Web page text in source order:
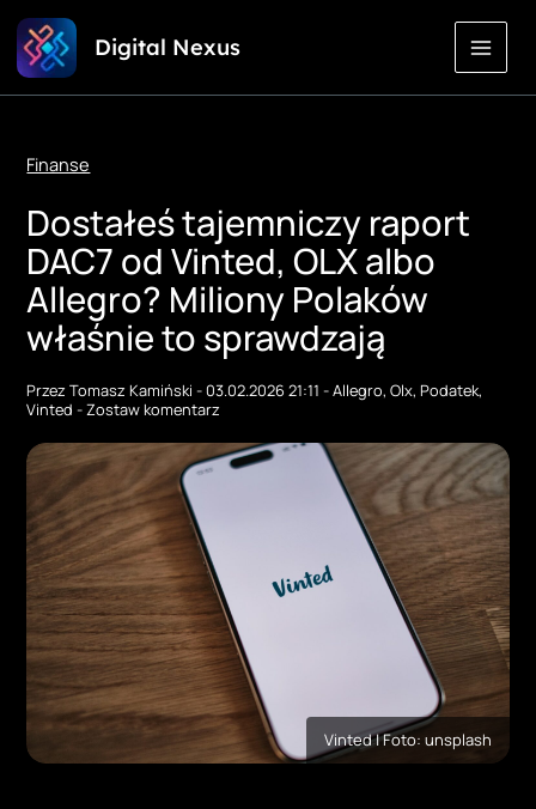
Przejdź
do
treści
Digital Nexus
Finanse
Dostałeś tajemniczy raport
DAC7 od Vinted, OLX albo
Allegro? Miliony Polaków
właśnie to sprawdzają
PrzezTomasz Kamiński-03.02.2026 21:11-Allegro,Olx,Podatek,
Vinted -Zostaw komentarz
Vinted | Foto: unsplash